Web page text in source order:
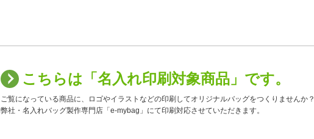
こちらは「名入れ印刷対象商品」です。
ご覧になっている商品に、ロゴやイラストなどの印刷してオリジナルバッグをつくりませんか？
弊社・名入れバッグ製作専門店「e-mybag」にて印刷対応させていただきます。